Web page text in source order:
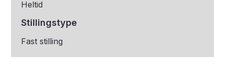
Heltid
Stillingstype
Fast stilling